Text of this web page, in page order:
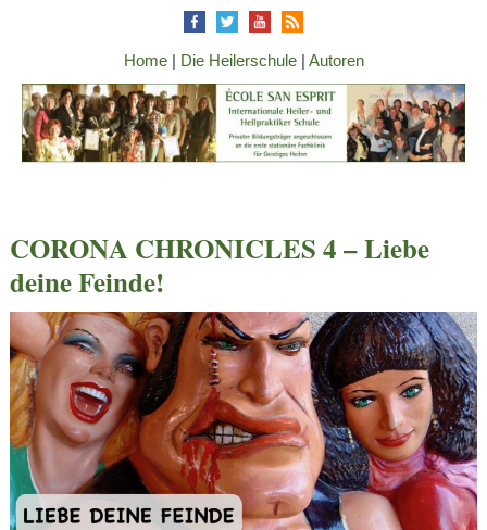
Home| Die Heilerschule| Autoren
CORONA CHRONICLES 4 – Liebe
deine Feinde!